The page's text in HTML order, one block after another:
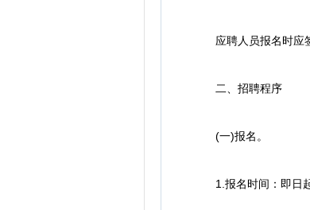
应聘人员报名时应签
二、招聘程序
(一)报名。
1.报名时间：即日